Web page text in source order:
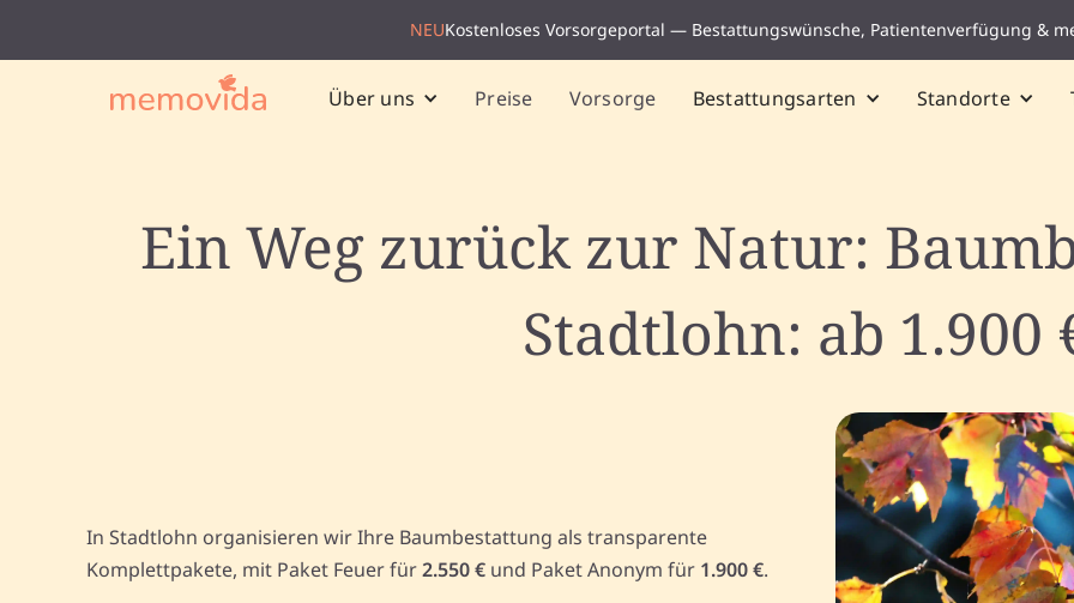
NEUKostenloses Vorsorgeportal — Bestattungswünsche, Patientenverfügung &
Über uns Preise Vorsorge Bestattungsarten Standorte
Ein Weg zurück zur Natur:
Stadtlohn: ab 1.900
In Stadtlohn organisieren wir Ihre Baumbestattung als transparente
Komplettpakete, mit Paket Feuer für2.550 € und Paket Anonym für 1.900 €.